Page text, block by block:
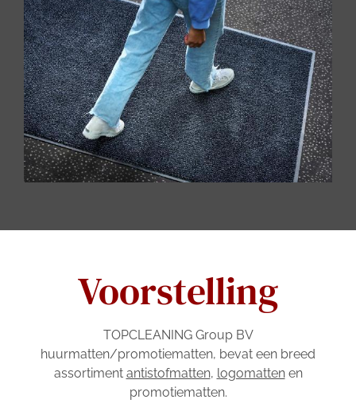
Voorstelling
TOPCLEANING Group BV
huurmatten/promotiematten, bevat een breed
assortiment antistofmatten, logomattenen
promotiematten.